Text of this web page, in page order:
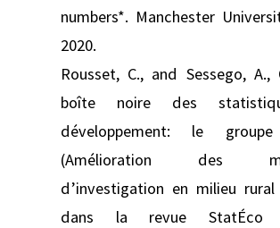
numbers*. Manchester
2020.
Rousset, C., and Sessego, A.,
boîte noire des
développement: le groupe
(Amélioration des
d’investigation en milieu
dans la revue StatÉco